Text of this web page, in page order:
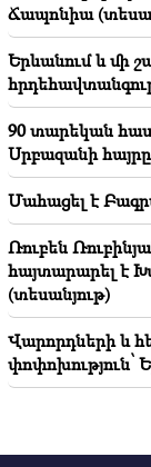
Ճապոնիա
Երևանում և մի
90 տարեկան
Սրբազանի հայրը
Մահացել է
Ռուբեն
հայտարարել է
(տեսանյութ)
Վարորդների և
փոփոխություն՝